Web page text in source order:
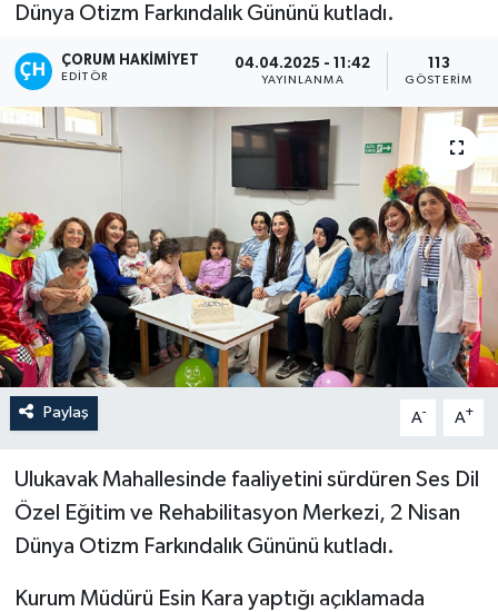
Dünya Otizm Farkındalık Gününü kutladı.
ÇORUM HAKIMIYET
EDITÖR
04.04.2025 - 11:42
YAYINLANMA
113
GÖSTERIM
Paylaş A- A+
Ulukavak Mahallesinde faaliyetini sürdüren Ses Dil
Özel Eğitim ve Rehabilitasyon Merkezi, 2 Nisan
Dünya Otizm Farkındalık Gününü kutladı.
Kurum Müdürü Esin Kara yaptığı açıklamada
AKTÜEL
EĞİTİM
İLÇELER
TEKNOLOJİ
Son Dakika Haberleri
Haber Arşivi